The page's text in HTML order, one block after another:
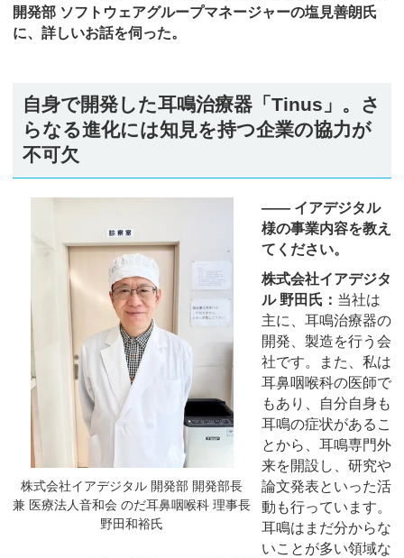
開発部 ソフトウェアグループマネージャーの塩見善朗氏
に、詳しいお話を伺った。
自身で開発した耳鳴治療器「Tinus」。さ
らなる進化には知見を持つ企業の協力が
不可欠
株式会社イアデジタル 開発部 開発部長
兼 医療法人音和会 のだ耳鼻咽喉科 理事長
野田和裕氏
―― イアデジタル
様の事業内容を教え
てください。
株式会社イアデジタ
ル 野田氏： 当社は
主に、耳鳴治療器の
開発、製造を行う会
社です。また、私は
耳鼻咽喉科の医師で
もあり、自分自身も
耳鳴の症状があるこ
とから、耳鳴専門外
来を開設し、研究や
論文発表といった活
動も行っています。
耳鳴はまだ分からな
いことが多い領域な